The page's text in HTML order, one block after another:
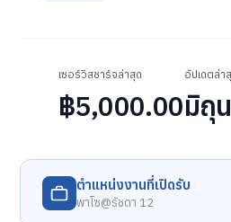
เซอร์วิสชาร์จล่าสุด
฿5,000.00
อัปเดตล่า
มิถุ
ตำแหน่งงานที่เปิดรับ
พาโซ@รัชดา 12